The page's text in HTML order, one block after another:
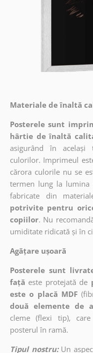
Materiale de înaltă
Posterele sunt
hârtie de înaltă
asigurând în
culorilor. Imprimeul
cărora culorile nu se
termen lung la lumina
fabricate din
potrivite pentru
copiilor. Nu
umiditate ridicată și în
Agățare ușoară
Posterele sunt
față este protejată de
este o placă MDF
două elemente de
cleme (flexi tip),
posterul în ramă.
Tipul nostru: Un